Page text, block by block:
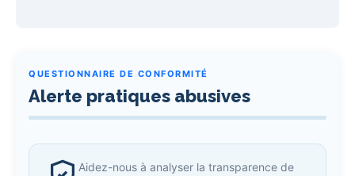
QUESTIONNAIRE DE CONFORMITÉ
Alerte pratiques abusives
Aidez-nous à analyser la transparence de